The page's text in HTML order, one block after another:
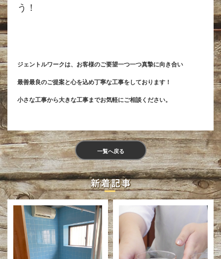
う！
ジェントルワークは、お客様のご要望一つ一つ真摯に向き合い
最善最良のご提案と心を込め丁寧な工事をしております！
小さな工事から大きな工事までお気軽にご相談ください。
一覧へ戻る